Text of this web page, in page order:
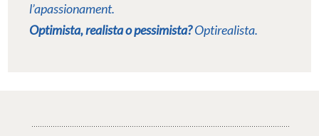
l’apassionament.
Optimista, realista o pessimista?Optirealista.